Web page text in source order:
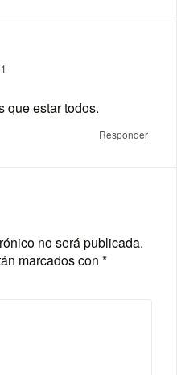
que estar todos.
Responder
no será publicada.
marcados con *